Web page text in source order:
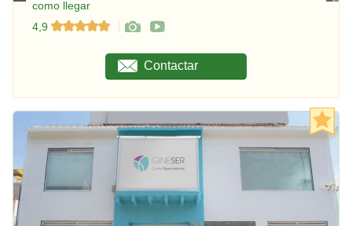
como llegar
4,9
Contactar